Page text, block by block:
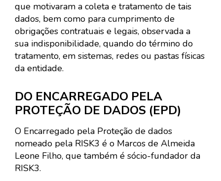
que motivaram a coleta e tratamento de tais
dados, bem como para cumprimento de
obrigações contratuais e legais, observada a
sua indisponibilidade, quando do término do
tratamento, em sistemas, redes ou pastas físicas
da entidade.
DO ENCARREGADO PELA
PROTEÇÃO DE DADOS (EPD)
O Encarregado pela Proteção de dados
nomeado pela RISK3 é o Marcos de Almeida
Leone Filho, que também é sócio-fundador da
RISK3.